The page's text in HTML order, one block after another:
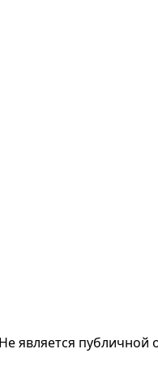
Не является публичной